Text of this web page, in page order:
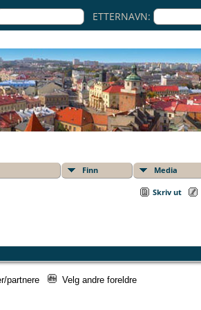
ETTERNAVN:
Finn Media
Skriv ut
partnere Velg andre foreldre